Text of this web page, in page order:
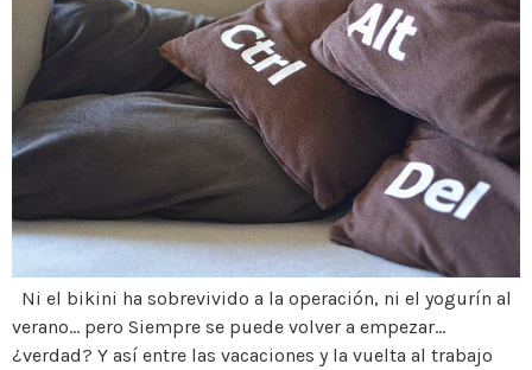
Ni el bikini ha sobrevivido a la operación, ni el yogurín al
verano… pero Siempre se puede volver a empezar…
¿verdad? Y así entre las vacaciones y la vuelta al trabajo